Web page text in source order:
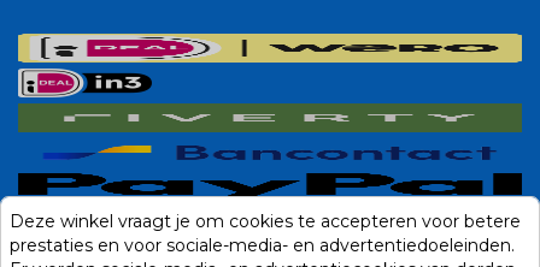
Deze winkel vraagt je om cookies te accepteren voor betere
prestaties en voor sociale-media- en advertentiedoeleinden.